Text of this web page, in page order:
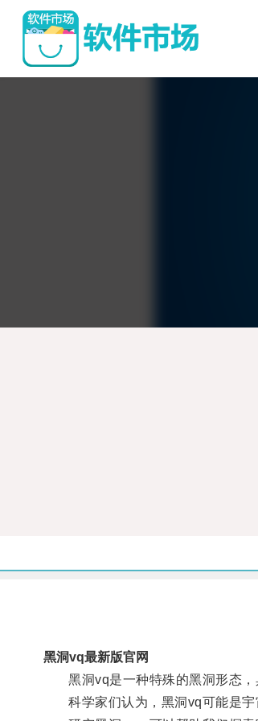
黑洞vq最新版官网
黑洞vq是一种特殊的黑洞形态，
科学家们认为，黑洞vq可能是宇